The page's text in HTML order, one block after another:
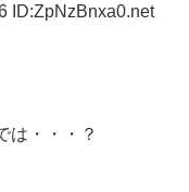
ID:ZpNzBnxa0.net
は・・・？